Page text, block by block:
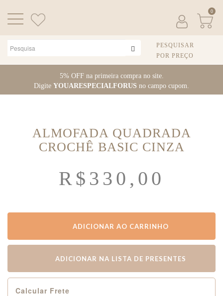
o
5% OFF na primeira compra no site.
Digite YOUARESPECIALFORUS no campo cupom.
0
PESQUISAR
POR PREÇO
ALMOFADA QUADRADA
CROCHÊ BASIC CINZA
R$ 330,00
ADICIONAR AO CARRINHO
ADICIONAR NA LISTA DE PRESENTES
Calcular Frete